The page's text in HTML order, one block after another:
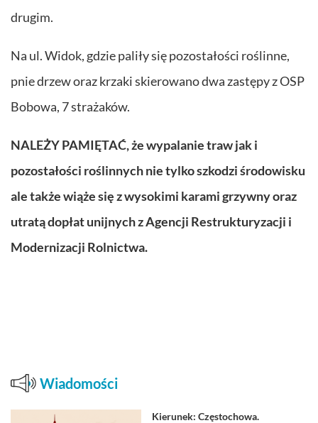
drugim.
Na ul. Widok, gdzie paliły się pozostałości roślinne,
pnie drzew oraz krzaki skierowano dwa zastępy z OSP
Bobowa, 7 strażaków.
NALEŻY PAMIĘTAĆ, że wypalanie traw jak i
pozostałości roślinnych nie tylko szkodzi środowisku
ale także wiąże się z wysokimi karami grzywny oraz
utratą dopłat unijnych zAgencji Restrukturyzacji i
Modernizacji Rolnictwa.
Wiadomości
Kierunek: Częstochowa.